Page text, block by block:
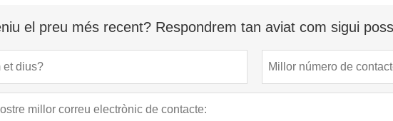
el preu més recent? Respondrem tan aviat com sigui